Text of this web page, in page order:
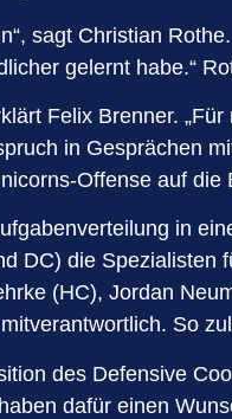
sagt Christian
gelernt habe.“
Felix Brenner.
in Gesprächen
Offense auf die
in
DC) die
(HC), Jordan
So
des Defensive
dafür einen